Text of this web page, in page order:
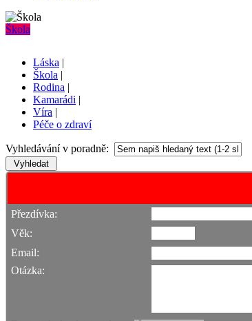
Škola
Láska |
Škola |
Rodina |
Kamarádi |
Víra |
Péče o zdraví
Vyhledávání v poradně:
Přezdívka:
Věk:
Email:
Otázka: